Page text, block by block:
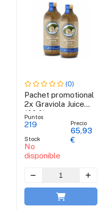
(0)
Pachet promotional
2x Graviola Juice
100 % puree
Puntos
219
Stock
No
disponible
Precio
65,93
€